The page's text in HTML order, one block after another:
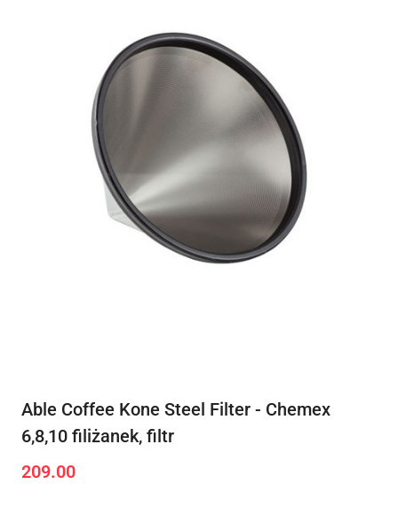
Able Coffee Kone Steel Filter - Chemex
6,8,10 filiżanek, filtr
Cena:
209.00